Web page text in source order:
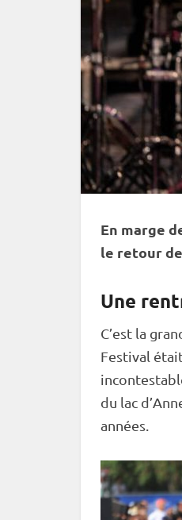
En marge
le retour
Une
C’est la
Festival
du lac
années.